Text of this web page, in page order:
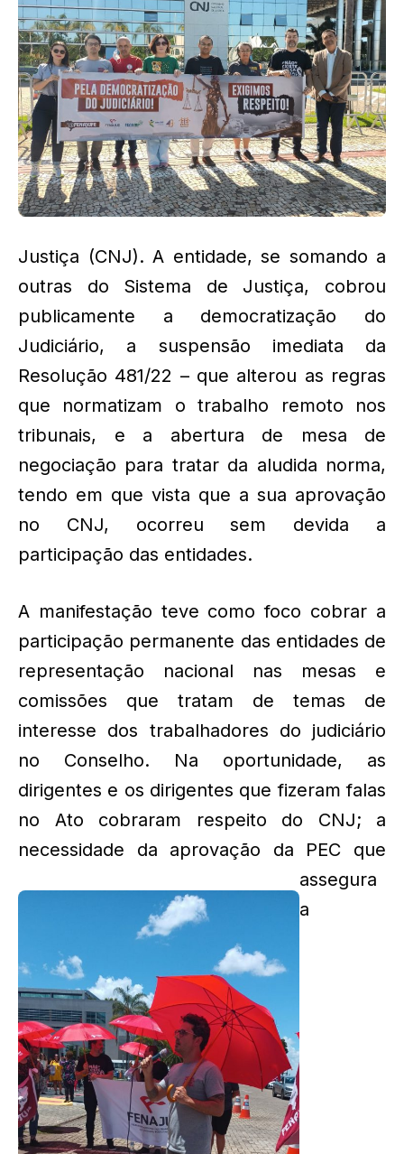
Justiça (CNJ). A entidade, se somando a
outras do Sistema de Justiça, cobrou
publicamente a democratização do
Judiciário, a suspensão imediata da
Resolução 481/22 – que alterou as regras
que normatizam o trabalho remoto nos
tribunais, e a abertura de mesa de
negociação para tratar da aludida norma,
tendo em que vista que a sua aprovação
no CNJ, ocorreu sem devida a
participação das entidades.
A manifestação teve como foco cobrar a
participação permanente das entidades de
representação nacional nas mesas e
comissões que tratam de temas de
interesse dos trabalhadores do judiciário
no Conselho. Na oportunidade, as
dirigentes e os dirigentes que fizeram falas
no Ato cobraram respeito do CNJ; a
necessidade da aprovação da PEC que
assegura
a